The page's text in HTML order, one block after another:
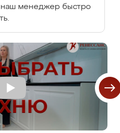
наш менеджер быстро